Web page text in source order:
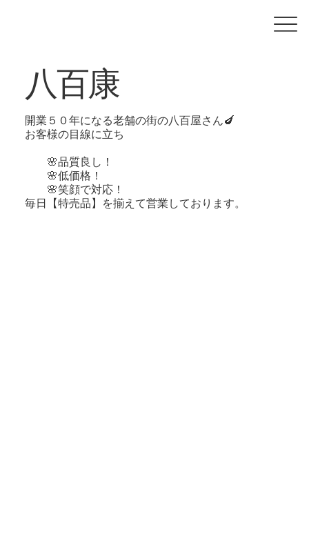
八百康
開業５０年になる老舗の街の八百屋さん🍆
お客様の目線に立ち
🌸品質良し！
🌸低価格！
🌸笑顔で対応！
毎日【特売品】を揃えて営業しております。